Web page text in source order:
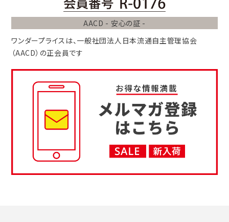
AACD - 安心の証 -
ワンダープライスは、 一般社団法人 日本流通自主管理協会
（AACD） の正会員です